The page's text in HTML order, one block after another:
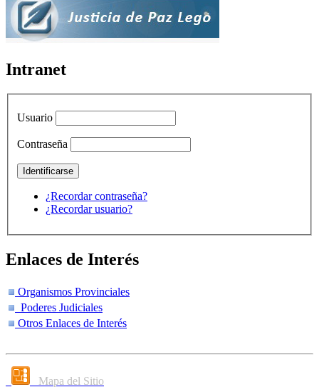
Intranet
Usuario
Contraseña
¿Recordar contraseña?
¿Recordar usuario?
Enlaces de Interés
Organismos Provinciales
Poderes Judiciales
Otros Enlaces de Interés
Mapa del Sitio